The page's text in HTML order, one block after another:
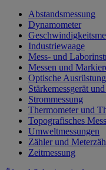
Abstandsmessung
Dynamometer
Industriewaage
Mess- und
Messen und
Optische Ausrüstung
Stärkemessgerät
Strommessung
Thermometer und
Topografisches
Umweltmessungen
Zähler und
Zeitmessung